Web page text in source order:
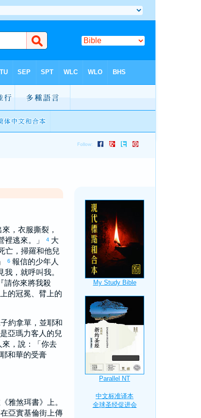
，衣服撕裂，
裡逃來。」 4 大
亡， 掃羅和他兒
6 報信的少年人
我，就呼叫我。
請你來將我殺
的冠冕、臂上的
約拿單，並耶和
亞瑪力客人的兒
，說：「你去
和華的受膏
雅煞珥書》上。
亞實基倫街上傳